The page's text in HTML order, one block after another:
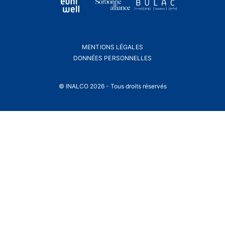
MENTIONS LÉGALES
DONNÉES PERSONNELLES
© INALCO 2026 - Tous droits réservés